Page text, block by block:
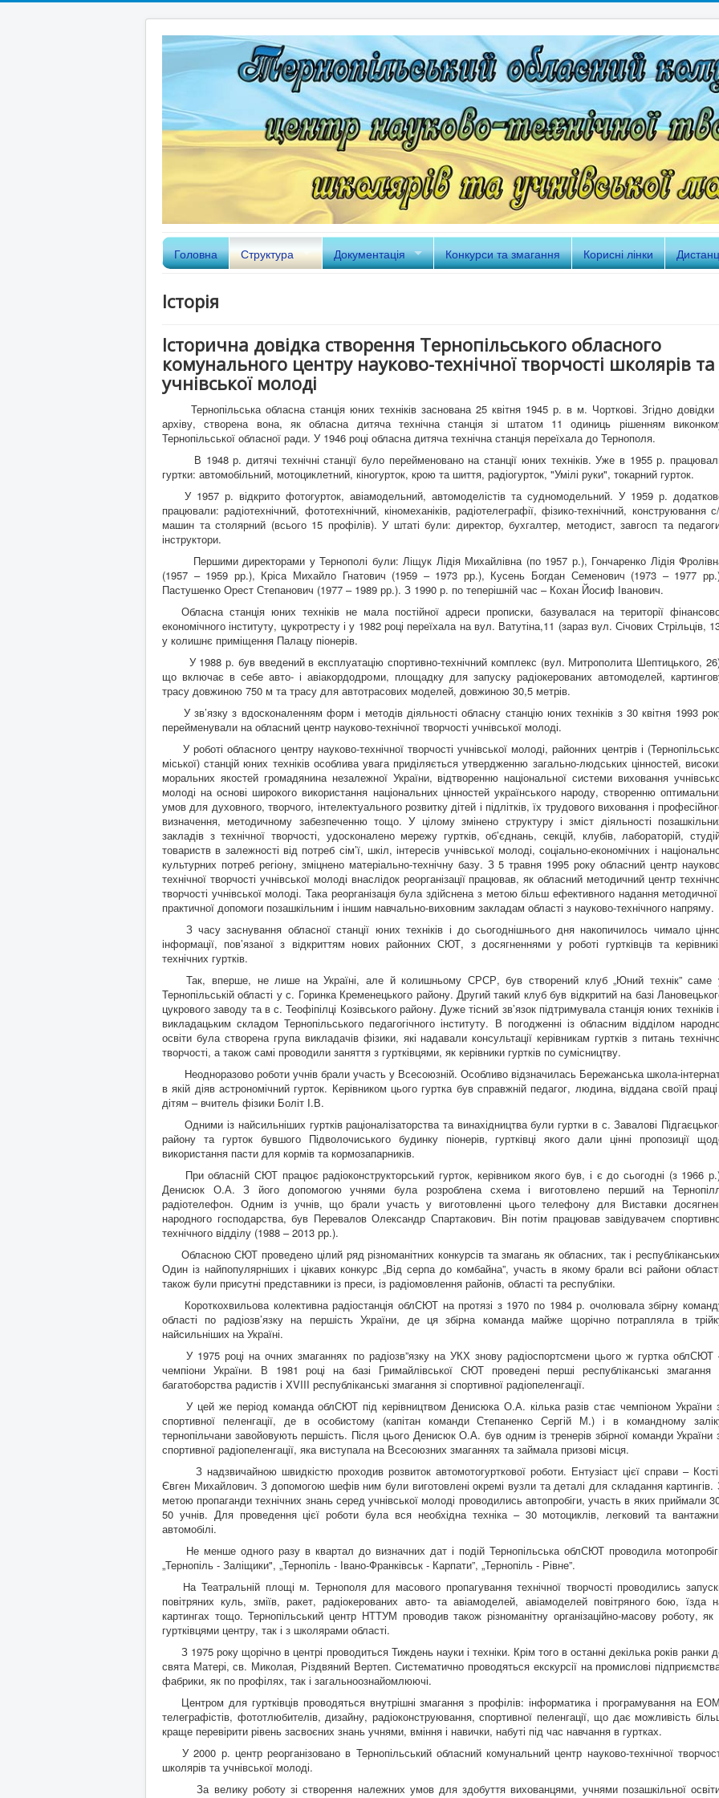
Головна Структура Документація Конкурси та змагання Корисні лінки
Історія
Історична довідка створення Тернопільського обласного
комунального центру науково-технічної творчості школярів та
учнівської молоді
Тернопільська обласна станція юних техніків заснована 25 квітня 1945 р. в м. Чорткові. Згідно довідки
архіву, створена вона, як обласна дитяча технічна станція зі штатом 11 одиниць рішенням
Тернопільської обласної ради. У 1946 році обласна дитяча технічна станція переїхала до Тернополя.
В 1948 р. дитячі технічні станції було перейменовано на станції юних техніків. Уже в 1955 р.
гуртки: автомобільний, мотоциклетний, кіногурток, крою та шиття, радіогурток, "Умілі руки", токарний гурток.
У 1957 р. відкрито фотогурток, авіамодельний, автомоделістів та судномодельний. У 1959 р.
працювали: радіотехнічний, фототехнічний, кіномеханіків, радіотелеграфії, фізико-технічний, конструювання
машин та столярний (всього 15 профілів). У штаті були: директор, бухгалтер, методист, завгосп та
інструктори.
Першими директорами у Тернополі були: Ліщук Лідія Михайлівна (по 1957 р.), Гончаренко Лідія
(1957 – 1959 рр.), Кріса Михайло Гнатович (1959 – 1973 рр.), Кусень Богдан Семенович (1973 – 1977
Пастушенко Орест Степанович (1977 – 1989 рр.). З 1990 р. по теперішній час – Кохан Йосиф Іванович.
Обласна станція юних техніків не мала постійної адреси прописки, базувалася на території
економічного інституту, цукротресту і у 1982 році переїхала на вул. Ватутіна,11 (зараз вул. Січових Стрільців,
у колишнє приміщення Палацу піонерів.
У 1988 р. був введений в експлуатацію спортивно-технічний комплекс (вул. Митрополита Шептицького,
що включає в себе авто- і авіакордодроми, площадку для запуску радіокерованих автомоделей,
трасу довжиною 750 м та трасу для автотрасових моделей, довжиною 30,5 метрів.
У зв’язку з вдосконаленням форм і методів діяльності обласну станцію юних техніків з 30 квітня 1993
перейменували на обласний центр науково-технічної творчості учнівської молоді.
У роботі обласного центру науково-технічної творчості учнівської молоді, районних центрів і
міської) станцій юних техніків особлива увага приділяється утвердженню загально-людських цінностей,
моральних якостей громадянина незалежної України, відтворенню національної системи виховання
молоді на основі широкого використання національних цінностей українського народу, створенню
умов для духовного, творчого, інтелектуального розвитку дітей і підлітків, їх трудового виховання і
визначення, методичному забезпеченню тощо. У цілому змінено структуру і зміст діяльності
закладів з технічної творчості, удосконалено мережу гуртків, об’єднань, секцій, клубів, лабораторій,
товариств в залежності від потреб сім’ї, шкіл, інтересів учнівської молоді, соціально-економічних і
культурних потреб регіону, зміцнено матеріально-технічну базу. З 5 травня 1995 року обласний центр
технічної творчості учнівської молоді внаслідок реорганізації працював, як обласний методичний центр
творчості учнівської молоді. Така реорганізація була здійснена з метою більш ефективного надання методичної
практичної допомоги позашкільним і іншим навчально-виховним закладам області з науково-технічного напряму.
З часу заснування обласної станції юних техніків і до сьогоднішнього дня накопичилось чимало
інформації, пов’язаної з відкриттям нових районних СЮТ, з досягненнями у роботі гуртківців та
технічних гуртків.
Так, вперше, не лише на Україні, але й колишньому СРСР, був створений клуб „Юний технік” саме
Тернопільській області у с. Горинка Кременецького району. Другий такий клуб був відкритий на базі
цукрового заводу та в с. Теофіпілці Козівського району. Дуже тісний зв’язок підтримувала станція юних техніків
викладацьким складом Тернопільського педагогічного інституту. В погодженні із обласним відділом
освіти була створена група викладачів фізики, які надавали консультації керівникам гуртків з питань
творчості, а також самі проводили заняття з гуртківцями, як керівники гуртків по сумісництву.
Неодноразово роботи учнів брали участь у Всесоюзній. Особливо відзначилась Бережанська школа-
в якій діяв астрономічний гурток. Керівником цього гуртка був справжній педагог, людина, віддана своїй праці
дітям – вчитель фізики Боліт І.В.
Одними із найсильніших гуртків раціоналізаторства та винахідництва були гуртки в с. Завалові
району та гурток бувшого Підволочиського будинку піонерів, гуртківці якого дали цінні пропозиції
використання пасти для кормів та кормозапарників.
При обласній СЮТ працює радіоконструкторський гурток, керівником якого був, і є до сьогодні (з 1966
Денисюк О.А. З його допомогою учнями була розроблена схема і виготовлено перший на
радіотелефон. Одним із учнів, що брали участь у виготовленні цього телефону для Виставки
народного господарства, був Перевалов Олександр Спартакович. Він потім працював завідувачем
технічного відділу (1988 – 2013 рр.).
Обласною СЮТ проведено цілий ряд різноманітних конкурсів та змагань як обласних, так і
Один із найпопулярніших і цікавих конкурс „Від серпа до комбайна”, участь в якому брали всі райони
також були присутні представники із преси, із радіомовлення районів, області та республіки.
Короткохвильова колективна радіостанція облСЮТ на протязі з 1970 по 1984 р. очолювала збірну
області по радіозв’язку на першість України, де ця збірна команда майже щорічно потрапляла в
найсильніших на Україні.
У 1975 році на очних змаганнях по радіозв”язку на УКХ знову радіоспортсмени цього ж гуртка облСЮТ
чемпіони України. В 1981 році на базі Гримайлівської СЮТ проведені перші республіканські змагання
багатоборства радистів і XVIII республіканські змагання зі спортивної радіопеленгації.
У цей же період команда облСЮТ під керівництвом Денисюка О.А. кілька разів стає чемпіоном України
спортивної пеленгації, де в особистому (капітан команди Степаненко Сергій М.) і в командному
тернопільчани завойовують першість. Після цього Денисюк О.А. був одним із тренерів збірної команди України
спортивної радіопеленгації, яка виступала на Всесоюзних змаганнях та займала призові місця.
З надзвичайною швидкістю проходив розвиток автомотогурткової роботи. Ентузіаст цієї справи –
Євген Михайлович. З допомогою шефів ним були виготовлені окремі вузли та деталі для складання картингів.
метою пропаганди технічних знань серед учнівської молоді проводились автопробіги, участь в яких приймали
50 учнів. Для проведення цієї роботи була вся необхідна техніка – 30 мотоциклів, легковий та
автомобілі.
Не менше одного разу в квартал до визначних дат і подій Тернопільська облСЮТ проводила
„Тернопіль - Заліщики", „Тернопіль - Івано-Франківськ - Карпати”, „Тернопіль - Рівне”.
На Театральній площі м. Тернополя для масового пропагування технічної творчості проводились
повітряних куль, зміїв, ракет, радіокерованих авто- та авіамоделей, авіамоделей повітряного бою, їзда
картингах тощо. Тернопільський центр НТТУМ проводив також різноманітну організаційно-масову роботу, як
гуртківцями центру, так і з школярами області.
З 1975 року щорічно в центрі проводиться Тиждень науки і техніки. Крім того в останні декілька років ранки
свята Матері, св. Миколая, Різдвяний Вертеп. Систематично проводяться екскурсії на промислові
фабрики, як по профілях, так і загальноознайомлюючі.
Центром для гуртківців проводяться внутрішні змагання з профілів: інформатика і програмування на
телеграфістів, фототлюбителів, дизайну, радіоконструювання, спортивної пеленгації, що дає можливість
краще перевірити рівень засвоєних знань учнями, вміння і навички, набуті під час навчання в гуртках.
У 2000 р. центр реорганізовано в Тернопільський обласний комунальний центр науково-технічної
школярів та учнівської молоді.
За велику роботу зі створення належних умов для здобуття вихованцями, учнями позашкільної